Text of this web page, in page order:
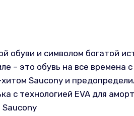
обуви и символом богатой
– это обувь на все времена
Saucony и
с технологией EVA для
Saucony